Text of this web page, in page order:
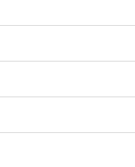
tanto para